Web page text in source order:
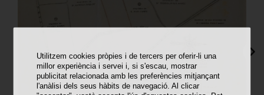
Utilitzem cookies pròpies i de tercers per oferir-li una
millor experiència i servei i, si s'escau, mostrar
publicitat relacionada amb les preferències mitjançant
l'anàlisi dels seus hàbits de navegació. Al clicar